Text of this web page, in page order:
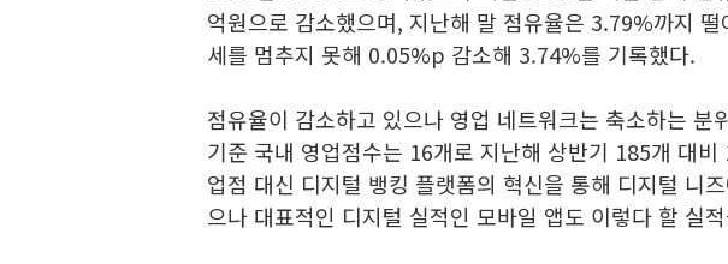
억원으로 감소했으며, 지난해 말 점유율은 3.79%까지
세를 멈추지 못해 0.05%p 감소해 3.74%를 기록했다.
점유율이 감소하고 있으나 영업 네트워크는 축소하는 분
기준 국내 영업점수는 16개로 지난해 상반기 185개 대
업점 대신 디지털 뱅킹 플랫폼의 혁신을 통해 디지털 니
으나 대표적인 디지털 실적인 모바일 앱도 이렇다 할 실